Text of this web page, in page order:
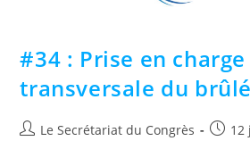
#34 : Prise en charge
transversale du brûlé
Le Secrétariat du Congrès
12